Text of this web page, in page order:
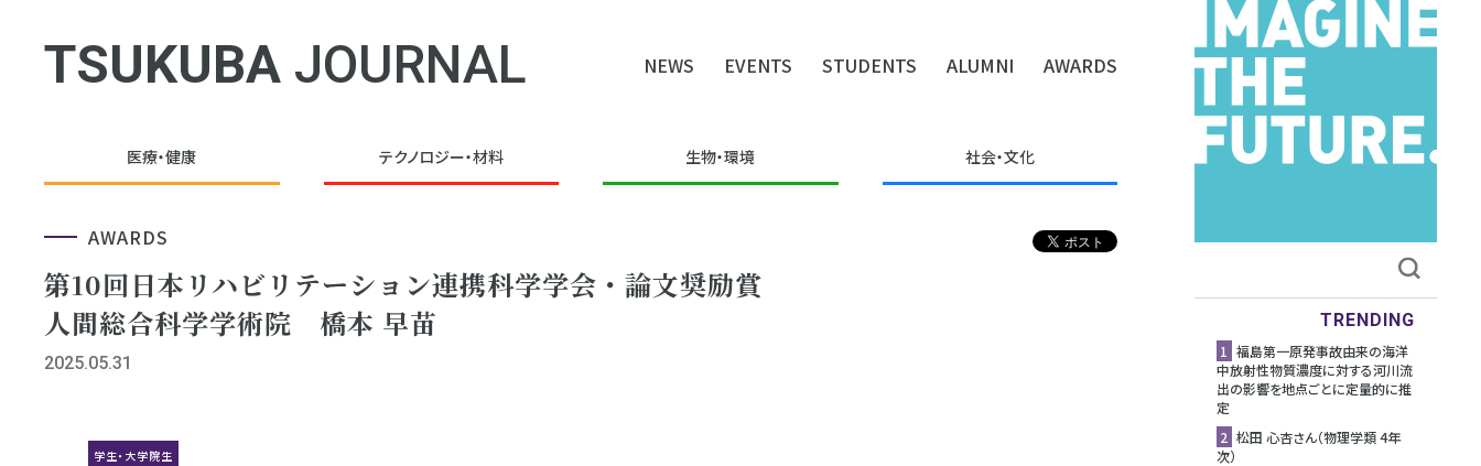
TSUKUBA JOURNAL NEWS EVENTS STUDENTS ALUMNI AWARDS
医療・健康 テクノロジー・材料 生物・環境 社会・文化
AWARDS
第10回日本リハビリテーション連携科学学会・論文奨励賞
人間総合科学学術院 橋本 早苗
2025.05.31
学生・大学院生
TRENDING
1 福島第一原発事故由来の海洋
中放射性物質濃度に対する河川流
出の影響を地点ごとに定量的に推
定
2 松田 心杏さん（物理学類 4年
次）